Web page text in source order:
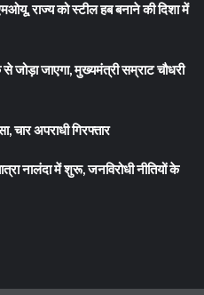
राज्य को स्टील हब बनाने की दिशा में
जोड़ा जाएगा, मुख्यमंत्री सम्राट चौधरी
अपराधी गिरफ्तार
नालंदा में शुरू, जनविरोधी नीतियों के